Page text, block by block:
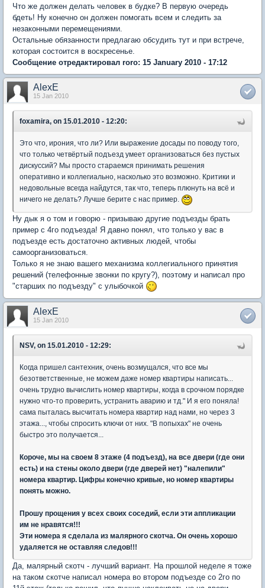
Что же должен делать человек в будке? В первую очередь
бдеть! Ну конечно он должен помогать всем и следить за
незаконными перемещениями.
Остальные обязанности предлагаю обсудить тут и при встрече,
которая состоится в воскресенье.
Сообщение отредактировал roro: 15 January 2010 - 17:12
AlexE
15 Jan 2010
foxamira, on 15.01.2010 - 12:20:
Это что, ирония, что ли? Или выражение досады по поводу того,
что только четвёртый подъезд умеет организоваться без пустых
дискуссий? Мы просто стараемся принимать решения
оперативно и коллегиально, насколько это возможно. Критики и
недовольные всегда найдутся, так что, теперь плюнуть на всё и
ничего не делать? Лучше берите с нас пример.
Ну дык я о том и говорю - призываю другие подъезды брать
пример с 4го подъезда! Я давно понял, что только у вас в
подъезде есть достаточно активных людей, чтобы
самоорганизоваться.
Только я не знаю вашего механизма коллегиального принятия
решений (телефонные звонки по кругу?), поэтому и написал про
"старших по подъезду" с улыбочкой
AlexE
15 Jan 2010
NSV, on 15.01.2010 - 12:29:
Когда пришел сантехник, очень возмущался, что все мы
безответственные, не можем даже номер квартиры написать...
очень трудно вычислить номер квартиры, когда в срочном порядке
нужно что-то проверить, устранить аварию и тд." И я его поняла!
сама пыталась высчитать номера квартир над нами, но через 3
этажа..., чтобы спросить ключи от них. "В попыхах" не очень
быстро это получается...
Короче, мы на своем 8 этаже (4 подъезд), на все двери (где они
есть) и на стены около двери (где дверей нет) "налепили"
номера квартир. Цифры конечно кривые, но номер квартиры
понять можно.
Прошу прощения у всех своих соседий, если эти аппликации
им не нравятся!!!
Эти номера я сделала из малярного скотча. Он очень хорошо
удаляется не оставляя следов!!!
Да, малярный скотч - лучший вариант. На прошлой неделе я тоже
на таком скотче написал номера во втором подъезде со 2го по